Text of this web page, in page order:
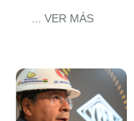
... VER MÁS